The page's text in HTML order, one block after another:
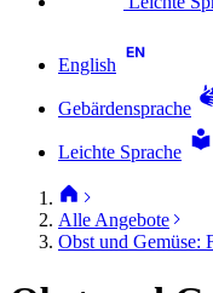
English
Gebärdensprache
Leichte Sprache
Alle Angebote
Obst und Gemüse: